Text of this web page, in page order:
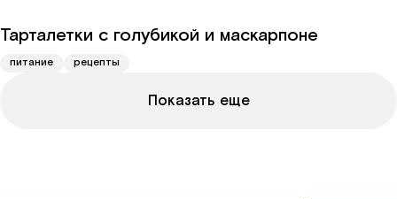
Тарталетки с голубикой и маскарпоне
питание рецепты
Показать еще